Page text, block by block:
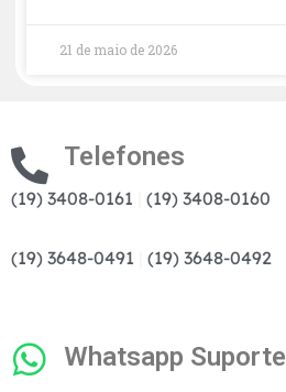
21 de maio de 2026
Telefones
(19) 3408-0161 (19) 3408-0160
(19) 3648-0491 (19) 3648-0492
Whatsapp Suporte